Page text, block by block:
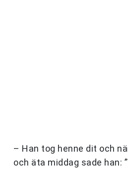
– Han tog henne dit och
och äta middag sade han: